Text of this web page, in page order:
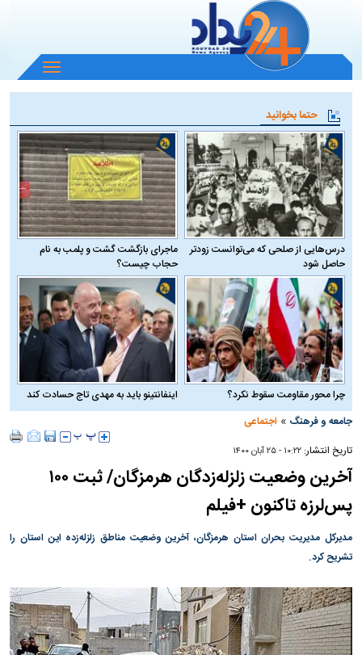
باز
و
منو
حتما بخوانید
درس‌هایی از صلحی که می‌توانست زودتر
حاصل شود
ماجرای بازگشت گشت و پلمب به نام
حجاب چیست؟
چرا محور مقاومت سقوط نکرد؟
اینفانتینو باید به مهدی تاج حسادت کند
جامعه و فرهنگ »اجتماعی
تاریخ انتشار:۱۰:۲۲ - ۲۵ آبان ۱۴۰۰
آخرین وضعیت زلزله‌زدگان هرمزگان/ ثبت ۱۰۰
پس‌لرزه تاکنون +فیلم
مدیرکل مدیریت بحران استان هرمزگان، آخرین وضعیت مناطق زلزله‌زده این استان را
تشریح کرد.